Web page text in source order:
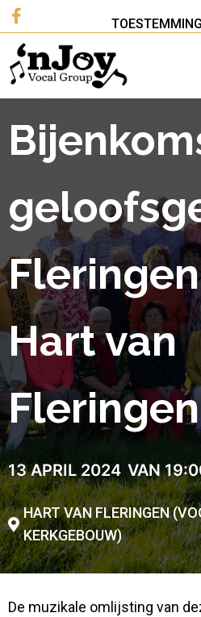
Hart van
Fleringen
13 APRIL 2024 VAN
HART VAN FLERINGEN
KERKGEBOUW)
De muzikale omlijsting van